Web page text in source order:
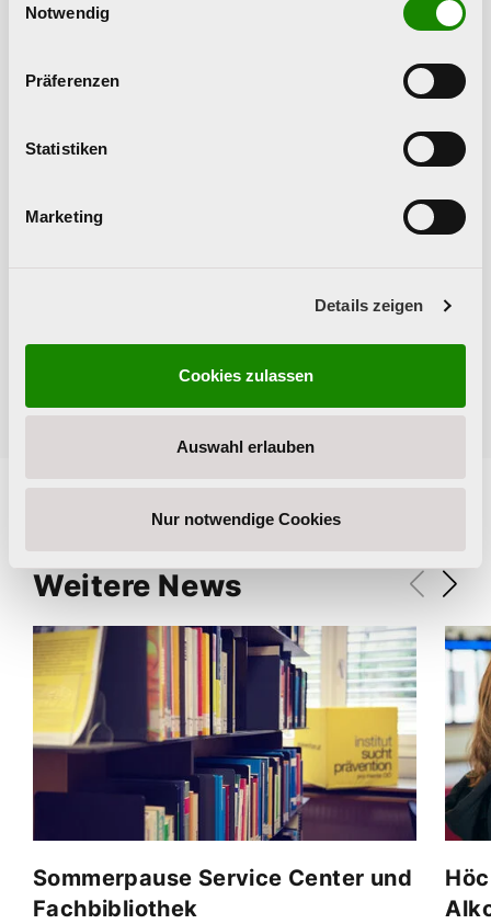
Notwendig
Präferenzen
Statistiken
Marketing
Details zeigen
Cookies zulassen
Auswahl erlauben
Nur notwendige Cookies
in Kraft
Alle News
Cannabis-
Deutschland
frühestens ab April
Weitere News
Sommerpause Service Center und
Fachbibliothek